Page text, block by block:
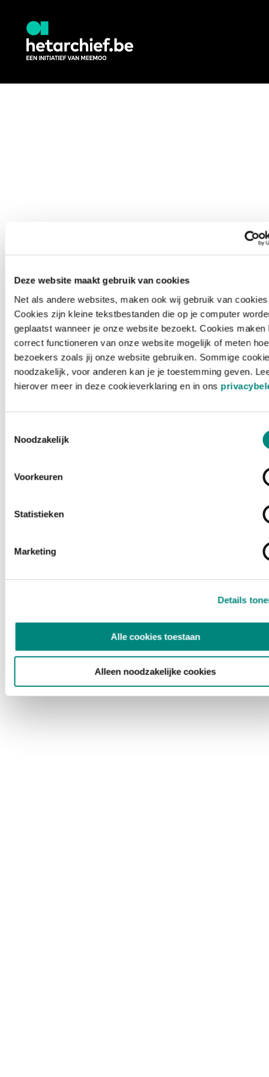
Deze website maakt gebruik van cookies
Net als andere websites, maken ook wij gebruik van
Cookies zijn kleine tekstbestanden die op je computer
geplaatst wanneer je onze website bezoekt. Cookies maken
correct functioneren van onze website mogelijk of meten hoe
bezoekers zoals jij onze website gebruiken. Sommige
noodzakelijk, voor anderen kan je je toestemming geven.
hierover meer in deze cookieverklaring en in ons
Noodzakelijk
Voorkeuren
Statistieken
Marketing
Details
Alle cookies toestaan
Alleen noodzakelijke cookies